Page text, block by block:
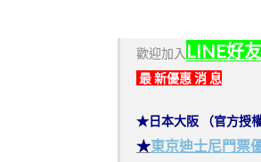
歡迎加入 LINE好友
最 新優惠 消 息
★日本大阪 （官方授
★東京迪士尼門票